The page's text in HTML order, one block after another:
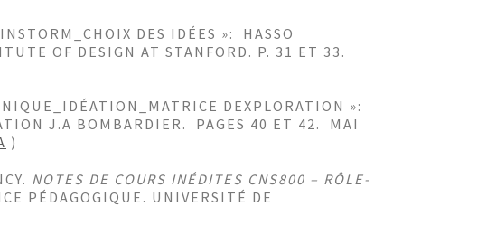
DES IDÉES »: HASSO
OF DESIGN AT STANFORD. P. 31 ET 33.
DEXPLORATION »:
J.A BOMBARDIER. PAGES 40 ET 42. MAI
)
NOTES DE COURS INÉDITES CNS800 – RÔLE-
PÉDAGOGIQUE. UNIVERSITÉ DE